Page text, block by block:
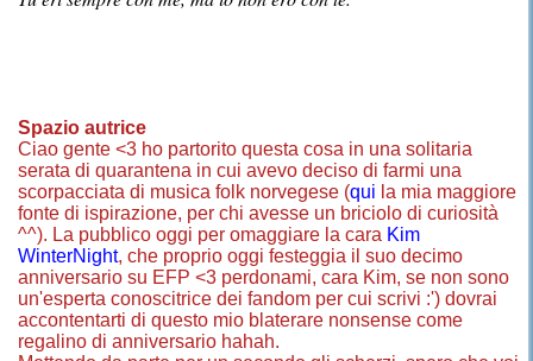
Spazio autrice
Ciao gente <3 ho partorito questa cosa in una solitaria
serata di quarantena in cui avevo deciso di farmi una
scorpacciata di musica folk norvegese (qui la mia maggiore
fonte di ispirazione, per chi avesse un briciolo di curiosità
^^). La pubblico oggi per omaggiare la cara Kim
WinterNight, che proprio oggi festeggia il suo decimo
anniversario su EFP <3 perdonami, cara Kim, se non sono
un'esperta conoscitrice dei fandom per cui scrivi :') dovrai
accontentarti di questo mio blaterare nonsense come
regalino di anniversario hahah.